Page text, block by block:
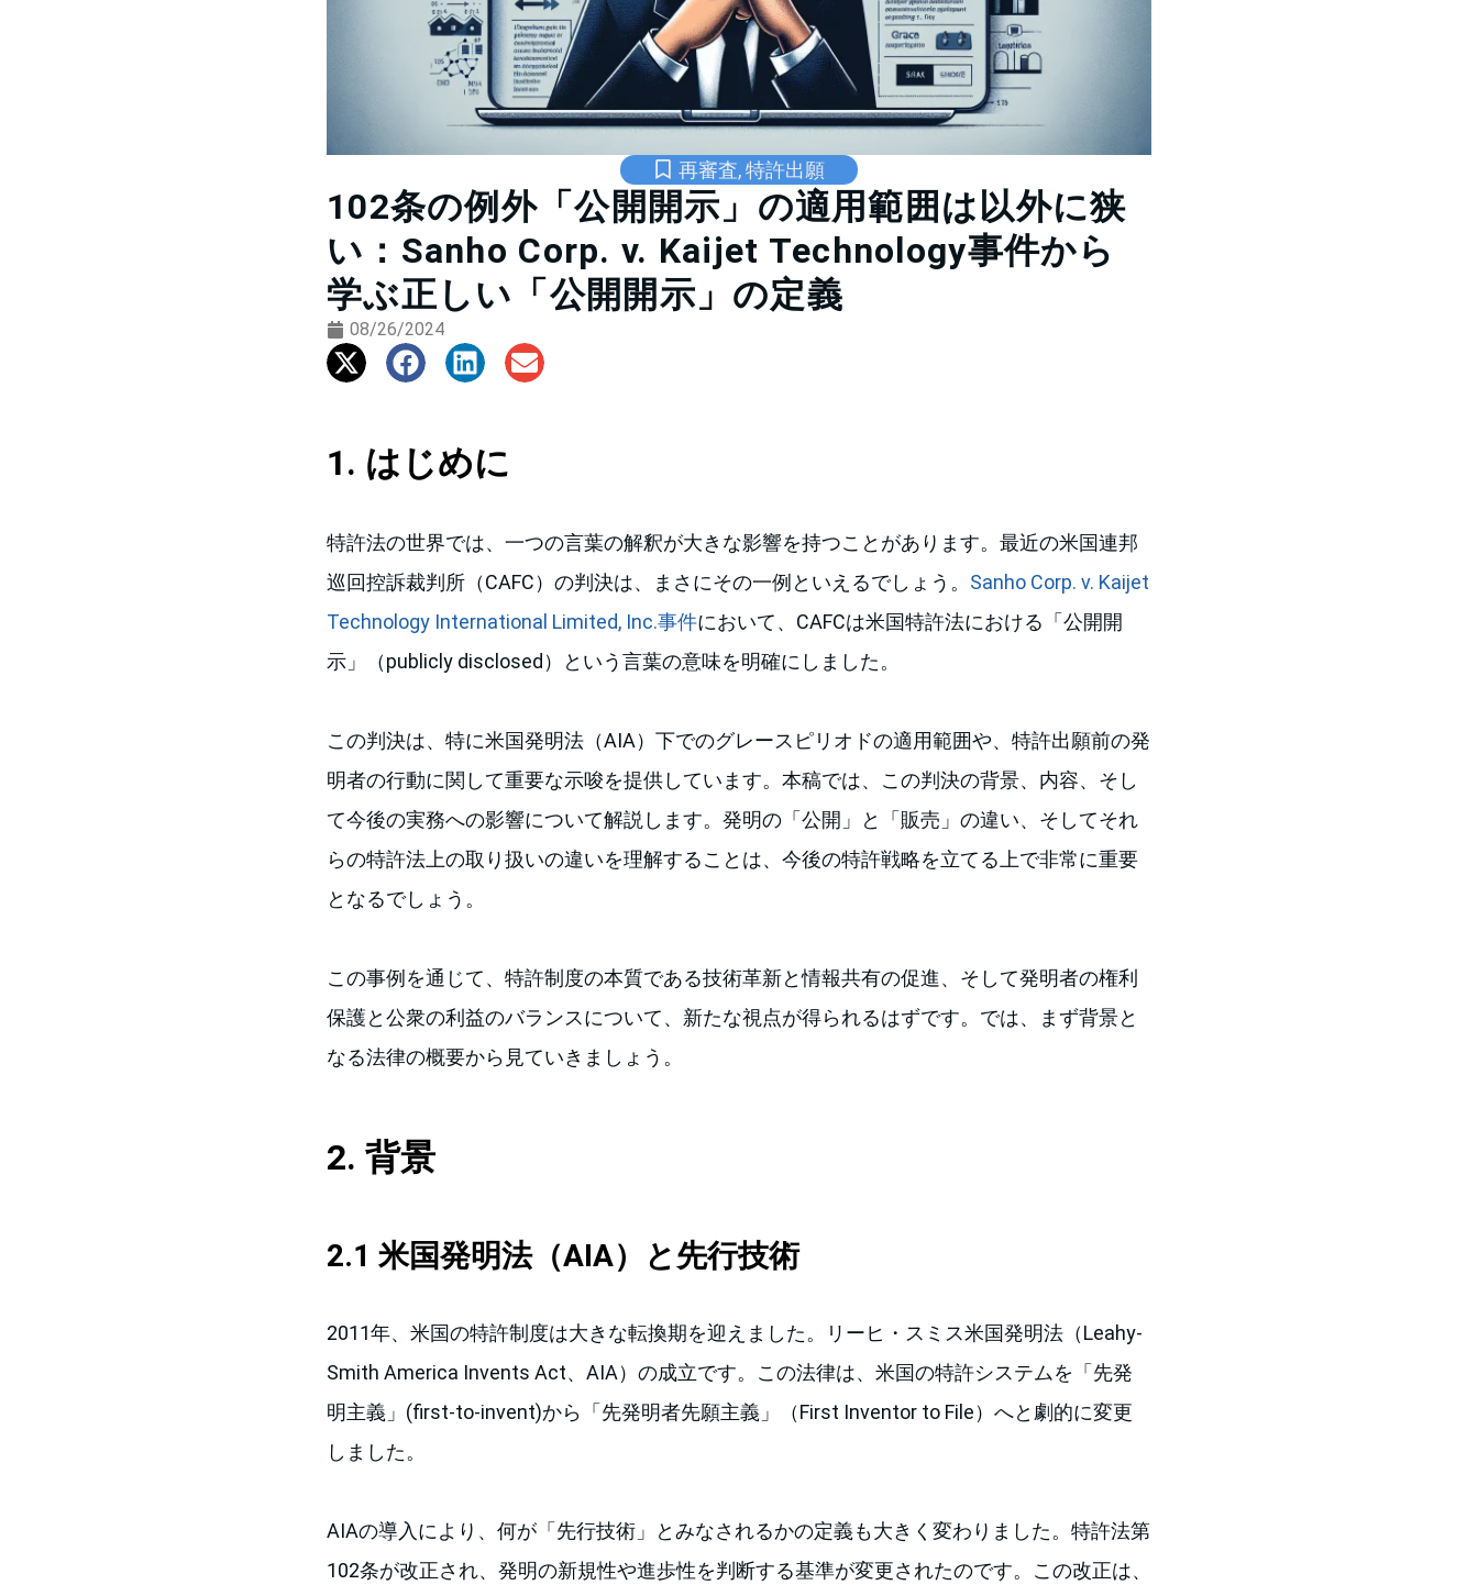
再審査,特許出願
102条の例外「公開開示」の適用範囲は以外に狭
い：Sanho Corp. v. Kaijet Technology事件から
学ぶ正しい「公開開示」の定義
08/26/2024
1. はじめに
特許法の世界では、一つの言葉の解釈が大きな影響を持つことがあります。最近の米国連邦
巡回控訴裁判所（CAFC）の判決は、まさにその一例といえるでしょう。 Sanho Corp. v. Kaijet
Technology International Limited, Inc.事件において、CAFCは米国特許法における「公開開
示」（publicly disclosed）という言葉の意味を明確にしました。
この判決は、特に米国発明法（AIA）下でのグレースピリオドの適用範囲や、特許出願前の発
明者の行動に関して重要な示唆を提供しています。本稿では、この判決の背景、内容、そし
て今後の実務への影響について解説します。発明の「公開」と「販売」の違い、そしてそれ
らの特許法上の取り扱いの違いを理解することは、今後の特許戦略を立てる上で非常に重要
となるでしょう。
この事例を通じて、特許制度の本質である技術革新と情報共有の促進、そして発明者の権利
保護と公衆の利益のバランスについて、新たな視点が得られるはずです。では、まず背景と
なる法律の概要から見ていきましょう。
2. 背景
2.1 米国発明法（AIA）と先行技術
2011年、米国の特許制度は大きな転換期を迎えました。リーヒ・スミス米国発明法（Leahy-
Smith America Invents Act、AIA）の成立です。この法律は、米国の特許システムを「先発
明主義」(first-to-invent)から「先発明者先願主義」（First Inventor to File）へと劇的に変更
しました。
AIAの導入により、何が「先行技術」とみなされるかの定義も大きく変わりました。特許法第
102条が改正され、発明の新規性や進歩性を判断する基準が変更されたのです。この改正は、